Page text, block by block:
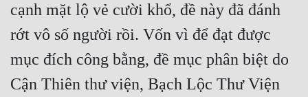
Truyện Nữ
Vô Địch Lưu
Xây Dựng Thế Lực
cạnh mặt lộ vẻ cười khổ, đề này đã đánh
rớt vô số người rồi. Vốn vì để đạt được
mục đích công bằng, đề mục phân biệt do
Cận Thiên thư viện, Bạch Lộc Thư Viện